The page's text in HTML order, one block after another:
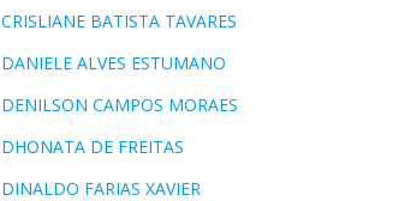
CRISLIANE BATISTA TAVARES
DANIELE ALVES ESTUMANO
DENILSON CAMPOS MORAES
DHONATA DE FREITAS
DINALDO FARIAS XAVIER